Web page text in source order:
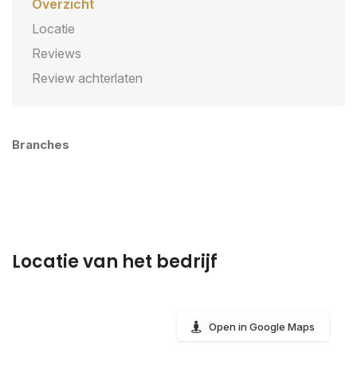
Overzicht
Locatie
Reviews
Review achterlaten
Branches
Locatie van het bedrijf
Open in Google Maps